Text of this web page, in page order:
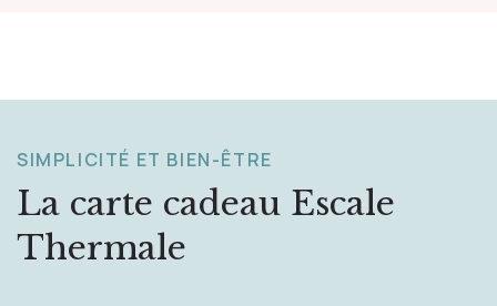
SIMPLICITÉ ET BIEN-ÊTRE
La carte cadeau Escale
Thermale